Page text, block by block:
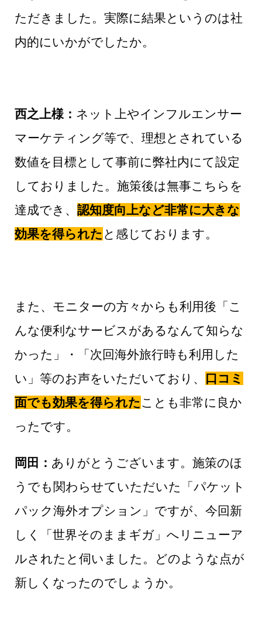
ただきました。実際に結果というのは社
内的にいかがでしたか。
西之上様： ネット上やインフルエンサー
マーケティング等で、理想とされている
数値を目標として事前に弊社内にて設定
しておりました。施策後は無事こちらを
達成でき、 認知度向上など非常に大きな
効果を得られた と感じております。
また、モニターの方々からも利用後「こ
んな便利なサービスがあるなんて知らな
かった」・「次回海外旅行時も利用した
い」等のお声をいただいており、 口コミ
面でも効果を得られた ことも非常に良か
ったです。
岡田： ありがとうございます。施策のほ
うでも関わらせていただいた「パケット
パック海外オプション」ですが、今回新
しく「世界そのままギガ」へリニューア
ルされたと伺いました。どのような点が
新しくなったのでしょうか。